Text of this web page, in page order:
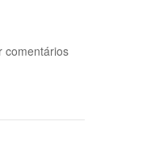
comentários